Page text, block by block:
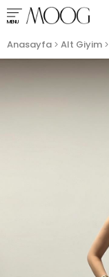
MENU
Anasayfa Alt Giyim